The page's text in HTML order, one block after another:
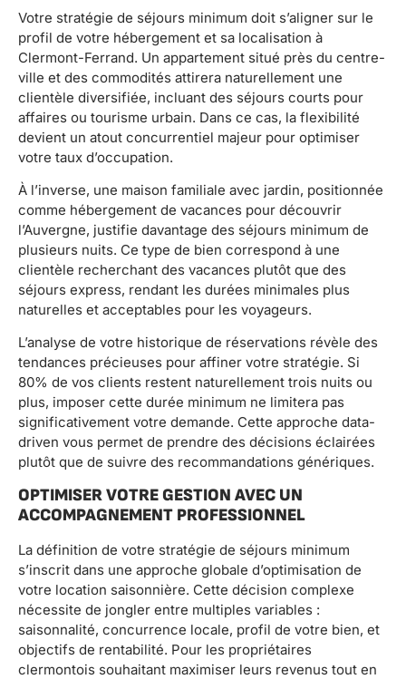
Votre stratégie de séjours minimum doit s’aligner sur le
profil de votre hébergement et sa localisation à
Clermont-Ferrand. Un appartement situé près du centre-
ville et des commodités attirera naturellement une
clientèle diversifiée, incluant des séjours courts pour
affaires ou tourisme urbain. Dans ce cas, la flexibilité
devient un atout concurrentiel majeur pour optimiser
votre taux d’occupation.
À l’inverse, une maison familiale avec jardin, positionnée
comme hébergement de vacances pour découvrir
l’Auvergne, justifie davantage des séjours minimum de
plusieurs nuits. Ce type de bien correspond à une
clientèle recherchant des vacances plutôt que des
séjours express, rendant les durées minimales plus
naturelles et acceptables pour les voyageurs.
L’analyse de votre historique de réservations révèle des
tendances précieuses pour affiner votre stratégie. Si
80% de vos clients restent naturellement trois nuits ou
plus, imposer cette durée minimum ne limitera pas
significativement votre demande. Cette approche data-
driven vous permet de prendre des décisions éclairées
plutôt que de suivre des recommandations génériques.
OPTIMISER VOTRE GESTION AVEC UN
ACCOMPAGNEMENT PROFESSIONNEL
La définition de votre stratégie de séjours minimum
s’inscrit dans une approche globale d’optimisation de
votre location saisonnière. Cette décision complexe
nécessite de jongler entre multiples variables :
saisonnalité, concurrence locale, profil de votre bien, et
objectifs de rentabilité. Pour les propriétaires
clermontois souhaitant maximiser leurs revenus tout en